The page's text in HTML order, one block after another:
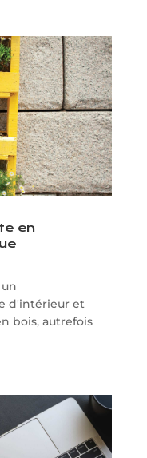
en
d'intérieur et
bois, autrefois